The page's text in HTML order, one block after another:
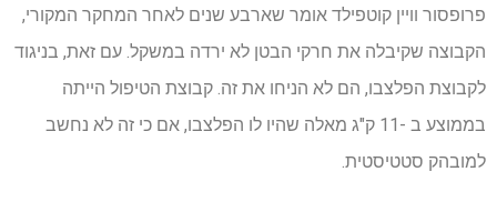
פרופסור וויין קוטפילד אומר שארבע שנים לאחר המחקר המקורי,
הקבוצה שקיבלה את חרקי הבטן לא ירדה במשקל. עם זאת, בניגוד
לקבוצת הפלצבו, הם לא הניחו את זה. קבוצת הטיפול הייתה
בממוצע ב -11 ק"ג מאלה שהיו לו הפלצבו, אם כי זה לא נחשב
למובהק סטטיסטית.